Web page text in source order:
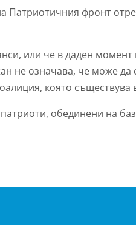
Патриотичния фронт
или че в даден
не означава, че може да
която съществува
обединени на